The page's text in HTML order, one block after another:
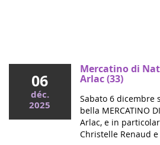
Ce mercredi, le député Vincent
Grandir Sans Cancer et Eva pour
de vie et lutte contre les cancers,
handicaps de l'enfant" à l'...
06
déc.
2025
Mercatino di
Arlac (33)
Sabato 6 dicembre
bella MERCATINO
Arlac, e in
Christelle Renaud